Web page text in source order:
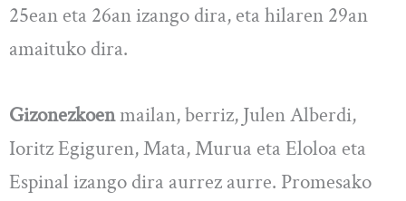
25ean eta 26an izango dira, eta hilaren 29an
amaituko dira.
Gizonezkoenmailan, berriz, Julen Alberdi,
Ioritz Egiguren, Mata, Murua eta Eloloa eta
Espinal izango dira aurrez aurre. Promesako